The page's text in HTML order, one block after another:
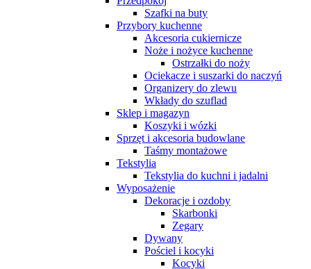
Szafki na buty
Przybory kuchenne
Akcesoria cukiernicze
Noże i nożyce kuchenne
Ostrzałki do noży
Ociekacze i suszarki do naczyń
Organizery do zlewu
Wkłady do szuflad
Sklep i magazyn
Koszyki i wózki
Sprzęt i akcesoria budowlane
Taśmy montażowe
Tekstylia
Tekstylia do kuchni i jadalni
Wyposażenie
Dekoracje i ozdoby
Skarbonki
Zegary
Dywany
Pościel i kocyki
Kocyki